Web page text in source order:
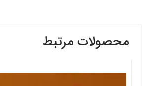
محصولات مرتبط